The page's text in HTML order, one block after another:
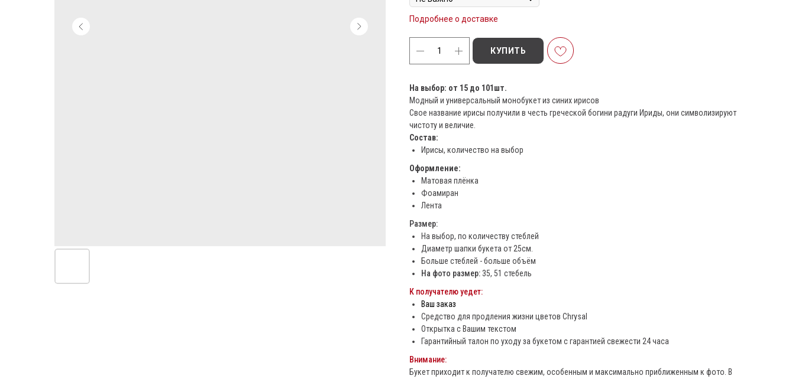
Подробнее о доставке
КУПИТЬ
На выбор: от 15 до 101шт.
Модный и универсальный монобукет из синих ирисов
Свое название ирисы получили в честь греческой богини радуги Ириды, они символизируют
чистоту и величие.
Состав:
Ирисы, количество на выбор
Оформление:
Матовая плёнка
Фоамиран
Лента
Размер:
На выбор, по количеству стеблей
Диаметр шапки букета от 25см.
Больше стеблей - больше объём
На фото размер:35, 51 стебель
К получателю уедет:
Ваш заказ
Средство для продления жизни цветов Chrysal
Открытка с Вашим текстом
Гарантийный талон по уходу за букетом с гарантией свежести 24 часа
Внимание:
Букет приходит к получателю свежим, особенным и максимально приближенным к фото. В